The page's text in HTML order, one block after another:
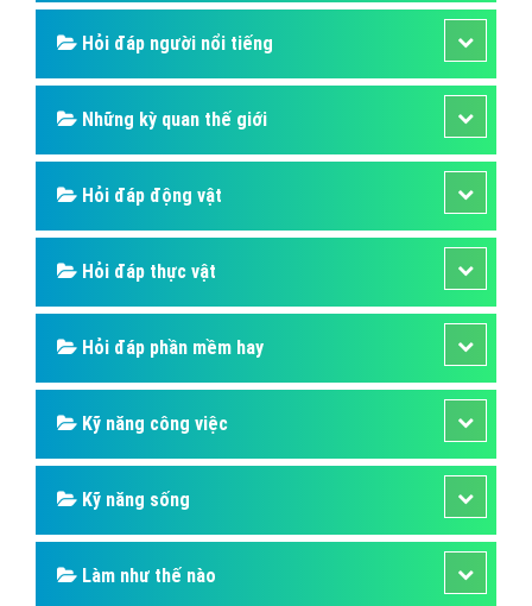
Hỏi đáp người nổi tiếng
Những kỳ quan thế giới
Hỏi đáp động vật
Hỏi đáp thực vật
Hỏi đáp phần mềm hay
Kỹ năng công việc
Kỹ năng sống
Làm như thế nào